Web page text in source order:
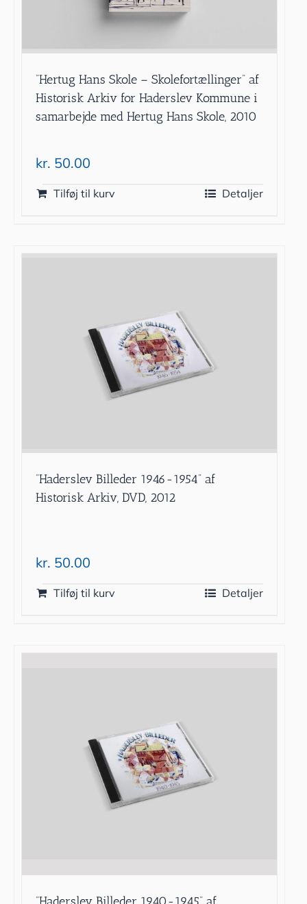
”Hertug Hans Skole – Skolefortællinger” af
Historisk Arkiv for Haderslev Kommune i
samarbejde med Hertug Hans Skole, 2010
kr. 50.00
Tilføj til kurv Detaljer
”Haderslev Billeder 1946-1954” af
Historisk Arkiv, DVD, 2012
kr. 50.00
Tilføj til kurv Detaljer
”Haderslev Billeder 1940-1945” af